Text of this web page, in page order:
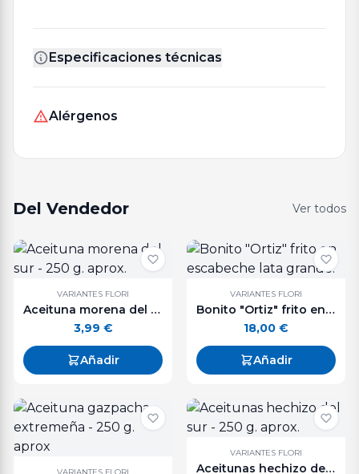
Especificaciones técnicas
Alérgenos
Del Vendedor Ver todos
VARIANTES FLORI
Aceituna morena del sur - 250 g. aprox.
3,99 €
Añadir
VARIANTES FLORI
Bonito "Ortiz" frito en escabeche lata grande.
18,00 €
Añadir
VARIANTES FLORI
Aceitunas hechizo del sur - 250 g. aprox.